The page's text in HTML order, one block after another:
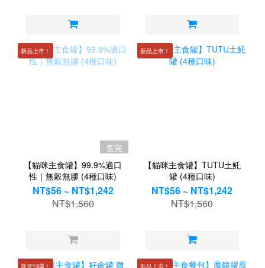
新品上市！
售完
【貓咪主食罐】99.9%適口
性｜無榖無膠 (4種口味)
NT$56 ~ NT$1,242
NT$1,560
新品上市！
【貓咪主食罐】TUTU土魠
罐 (4種口味)
NT$56 ~ NT$1,242
NT$1,560
新貨到囉！ 新品上市！